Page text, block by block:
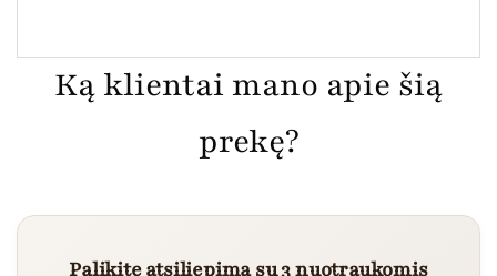
Ką klientai mano apie šią
prekę?
Palikite atsiliepimą su 3 nuotraukomis